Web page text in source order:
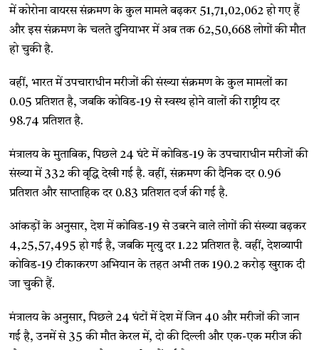
में कोरोना वायरस संक्रमण के कुल मामले बढ़कर 51,71,02,062 हो गए हैं
और इस संक्रमण के चलते दुनियाभर में अब तक 62,50,668 लोगों की मौत
हो चुकी है.
वहीं, भारत में उपचाराधीन मरीजों की संख्या संक्रमण के कुल मामलों का
0.05 प्रतिशत है, जबकि कोविड-19 से स्वस्थ होने वालों की राष्ट्रीय दर
98.74 प्रतिशत है.
मंत्रालय के मुताबिक, पिछले 24 घंटे में कोविड-19 के उपचाराधीन मरीजों की
संख्या में 332 की वृद्धि देखी गई है. वहीं, संक्रमण की दैनिक दर 0.96
प्रतिशत और साप्ताहिक दर 0.83 प्रतिशत दर्ज की गई है.
आंकड़ों के अनुसार, देश में कोविड-19 से उबरने वाले लोगों की संख्या बढ़कर
4,25,57,495 हो गई है, जबकि मृत्यु दर 1.22 प्रतिशत है. वहीं, देशव्यापी
कोविड-19 टीकाकरण अभियान के तहत अभी तक 190.2 करोड़ खुराक दी
जा चुकी हैं.
मंत्रालय के अनुसार, पिछले 24 घंटों में देश में जिन 40 और मरीजों की जान
गई है, उनमें से 35 की मौत केरल में, दो की दिल्ली और एक-एक मरीज की